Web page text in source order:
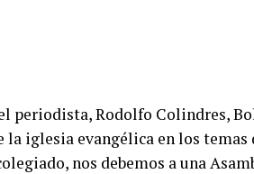
periodista, Rodolfo Colindres,
la iglesia evangélica en los temas
nos debemos a una